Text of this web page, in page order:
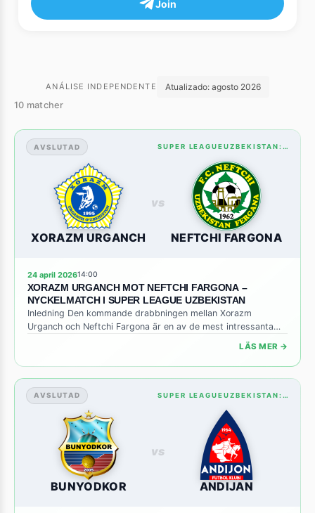
Join
ANÁLISE INDEPENDENTE Atualizado: agosto 2026
10 matcher
AVSLUTAD SUPER LEAGUEUZBEKISTAN: STANDINGS
XORAZM URGANCH
vs
NEFTCHI FARGONA
24 april 202614:00
XORAZM URGANCH MOT NEFTCHI FARGONA –
NYCKELMATCH I SUPER LEAGUE UZBEKISTAN
Inledning Den kommande drabbningen mellan Xorazm
Urganch och Neftchi Fargona är en av de mest intressanta
matcherna i den pågående säsongen av Super League
Uzbekistan. Båda lagen befinner sig i mitten av tabellen och
poängen som står på spel kan bli avgörande för deras
ambitioner att nå övre halvan eller undvika en bottenstrid.
Med en […]
LÄS MER →
AVSLUTAD SUPER LEAGUEUZBEKISTAN: STANDINGS
BUNYODKOR
vs
ANDIJAN